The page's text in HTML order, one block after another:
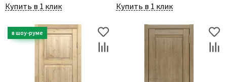
Купить в 1 клик Купить в 1 клик